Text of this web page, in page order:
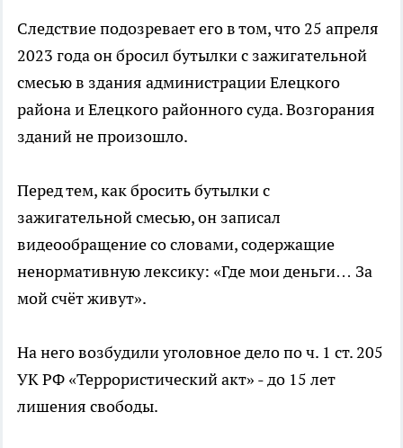
Следствие подозревает его в том, что 25 апреля
2023 года он бросил бутылки с зажигательной
смесью в здания администрации Елецкого
района и Елецкого районного суда. Возгорания
зданий не произошло.
Перед тем, как бросить бутылки с
зажигательной смесью, он записал
видеообращение со словами, содержащие
ненормативную лексику: «Где мои деньги… За
мой счёт живут».
На него возбудили уголовное дело по ч. 1 ст. 205
УК РФ «Террористический акт» - до 15 лет
лишения свободы.